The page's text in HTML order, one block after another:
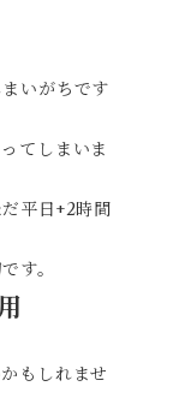
いがちです
てしまいま
平日+2時間
す。
もしれませ